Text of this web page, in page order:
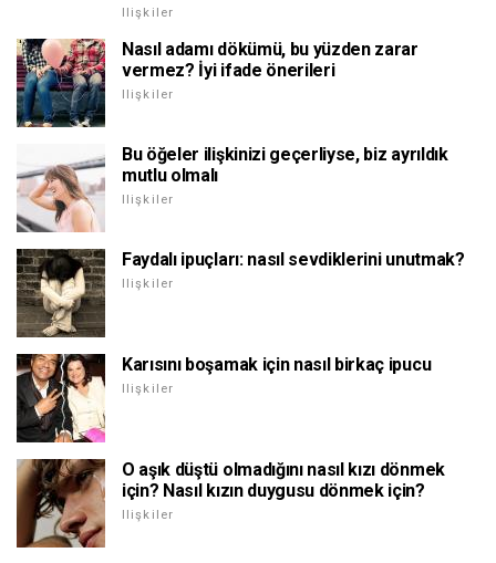
Ilişkiler
Nasıl adamı dökümü, bu yüzden zarar
vermez? İyi ifade önerileri
Ilişkiler
Bu öğeler ilişkinizi geçerliyse, biz ayrıldık
mutlu olmalı
Ilişkiler
Faydalı ipuçları: nasıl sevdiklerini unutmak?
Ilişkiler
Karısını boşamak için nasıl birkaç ipucu
Ilişkiler
O aşık düştü olmadığını nasıl kızı dönmek
için? Nasıl kızın duygusu dönmek için?
Ilişkiler